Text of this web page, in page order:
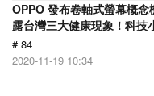
OPPO 發布卷軸式螢幕概
露台灣三大健康現象！科技
# 84
2020-11-19 10:34